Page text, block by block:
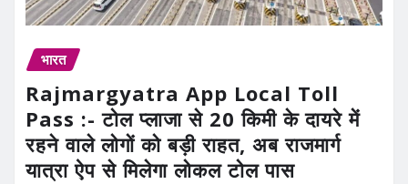
भारत
Rajmargyatra App Local Toll
Pass :- टोल प्लाजा से 20 किमी के दायरे में
रहने वाले लोगों को बड़ी राहत, अब राजमार्ग
यात्रा ऐप से मिलेगा लोकल टोल पास